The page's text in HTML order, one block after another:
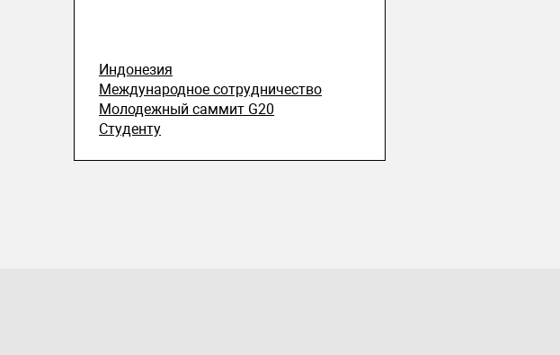
Индонезия
Международное сотрудничество
Молодежный саммит G20
Студенту